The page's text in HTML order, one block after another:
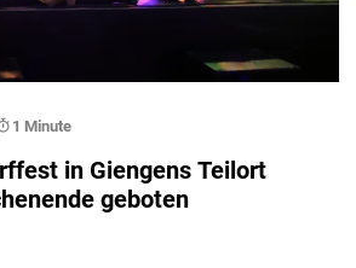
in Giengens Teilort
geboten
1 Minute